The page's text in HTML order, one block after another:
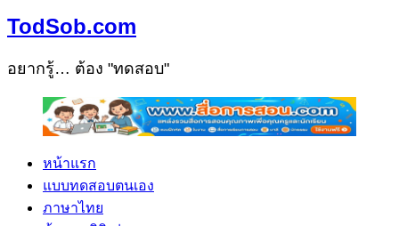
TodSob.com
อยากรู้… ต้อง "ทดสอบ"
หน้าแรก
แบบทดสอบตนเอง
ภาษาไทย